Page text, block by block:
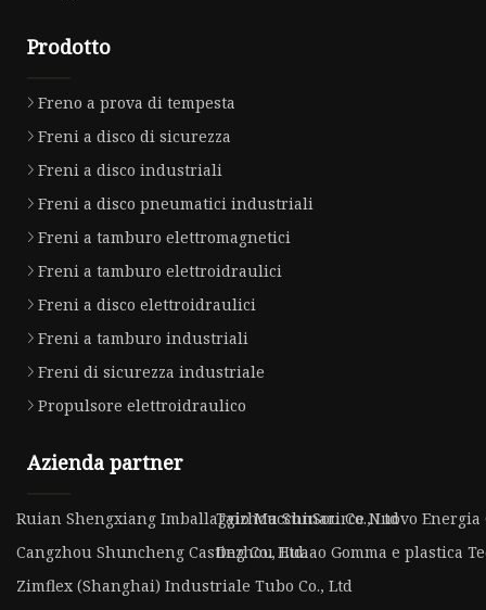
Prodotto
Freno a prova di tempesta
Freni a disco di sicurezza
Freni a disco industriali
Freni a disco pneumatici industriali
Freni a tamburo elettromagnetici
Freni a tamburo elettroidraulici
Freni a disco elettroidraulici
Freni a tamburo industriali
Freni di sicurezza industriale
Propulsore elettroidraulico
Azienda partner
Ruian Shengxiang Imballaggio Macchinari Co., Ltd
Taizhou SunSource Nuovo Energia
Cangzhou Shuncheng Casting Co., Ltd.Dezhou Huaao Gomma e plastica
Zimflex (Shanghai) Industriale Tubo Co., Ltd